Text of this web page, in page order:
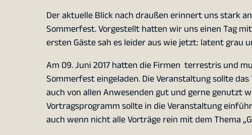
Der aktuelle Blick nach draußen erinnert uns stark
Sommerfest. Vorgestellt hatten wir uns einen Tag
ersten Gäste sah es leider aus wie jetzt: latent grau
Am 09. Juni 2017 hatten die Firmen terrestris und
Sommerfest eingeladen. Die Veranstaltung sollte
auch von allen Anwesenden gut und gerne genutzt
Vortragsprogramm sollte in die Veranstaltung
auch wenn nicht alle Vorträge rein mit dem Thema